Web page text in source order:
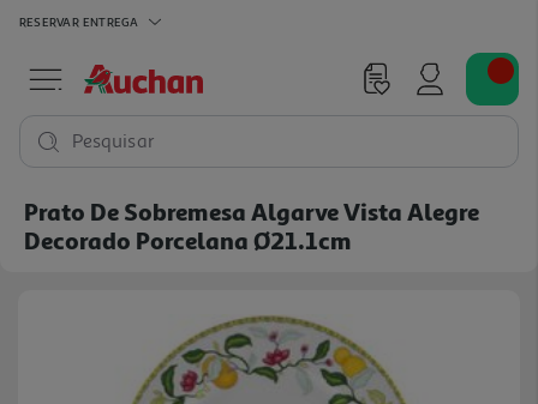
RESERVAR ENTREGA
Pesquisar
Prato De Sobremesa Algarve Vista Alegre
Decorado Porcelana Ø21.1cm